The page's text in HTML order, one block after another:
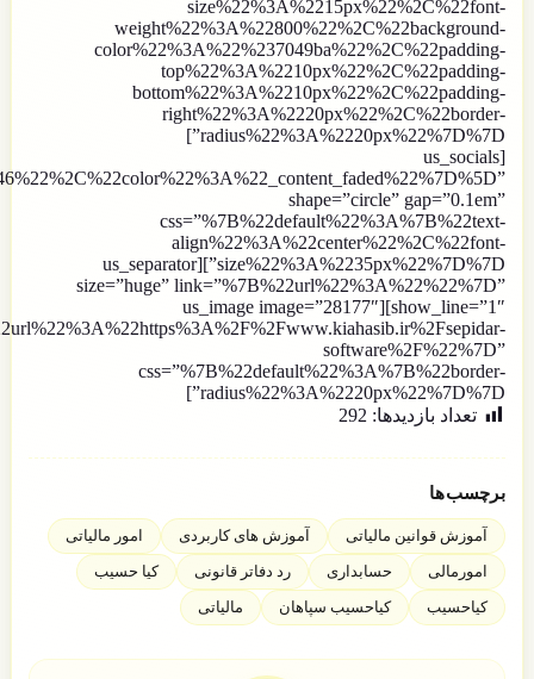
size%22%3A%2215px%22%2C%22font-
weight%22%3A%22800%22%2C%22background-
color%22%3A%22%237049ba%22%2C%22padding-
top%22%3A%2210px%22%2C%22padding-
bottom%22%3A%2210px%22%2C%22padding-
right%22%3A%2220px%22%2C%22border-
radius%22%3A%2220px%22%7D%7D”]
[us_socials
shape=”circle” gap=”0.1em”
css=”%7B%22default%22%3A%7B%22text-
align%22%3A%22center%22%2C%22font-
size%22%3A%2235px%22%7D%7D”][us_separator
size=”huge” link=”%7B%22url%22%3A%22%22%7D”
show_line=”1″][us_image image=”28177″
software%2F%22%7D”
css=”%7B%22default%22%3A%7B%22border-
radius%22%3A%2220px%22%7D%7D”]
تعداد بازدید‌ها: 292
برچسب‌ها
آموزش قوانین مالیاتی آموزش های کاربردی
امور مالیاتی
امورمالی
حسابداری رد دفاتر قانونی
کیا حسیب
کیاحسیب
کیاحسیب سپاهان مالیاتی